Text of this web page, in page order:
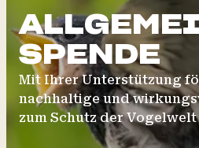
Wissen
Schutz
Erleben
News
Ratgeber
Mitglied
SPENDE
Mit Ihrer Unterstützung
nachhaltige und
zum Schutz der